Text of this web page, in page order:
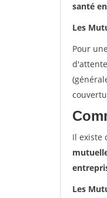
santé
Les
Pour une
Il existe
Les